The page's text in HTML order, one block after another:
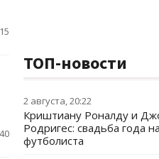
ТОП-новости
2 августа, 20:22
Криштиану Роналду и
Родригес: свадьба года
футболиста